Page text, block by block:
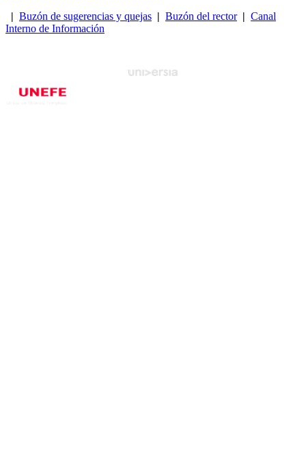
| Buzón de sugerencias y quejas | Buzón del rector| Canal
Interno de Información